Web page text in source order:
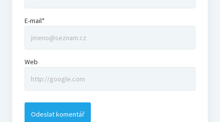
E-mail*
Web